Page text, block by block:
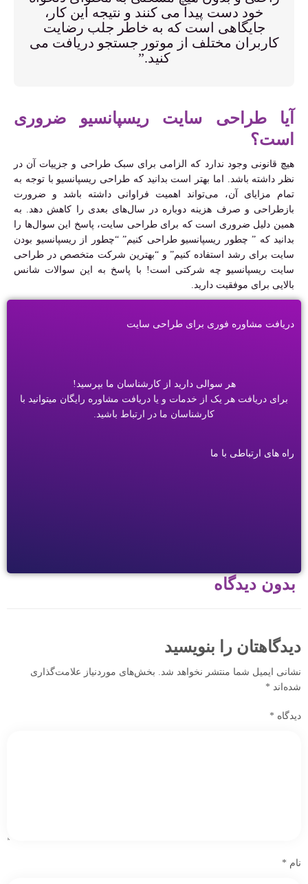
خود دست پیدا می کنند و نتیجه این کار،
جایگاهی است که به خاطر جلب رضایت
کاربران مختلف از موتور جستجو دریافت می
کنید.”
آیا طراحی سایت ریسپانسیو ضروری
است؟
هیچ قانونی وجود ندارد که الزامی برای سبک طراحی و جزییات آن در
نظر داشته باشد. اما بهتر است بدانید که طراحی ریسپانسیو با توجه به
تمام مزایای آن، می‌تواند اهمیت فراوانی داشته باشد و ضرورت
بازطراحی و صرف هزینه دوباره در سال‌های بعدی را کاهش دهد. به
همین دلیل ضروری است که برای طراحی سایت، پاسخ این سوال‌ها را
بدانید که ” چطور ریسپانسیو طراحی کنیم” “چطور از ریسپانسیو بودن
سایت برای رشد استفاده کنیم” و “بهترین شرکت متخصص در طراحی
سایت ریسپانسیو چه شرکتی است! با پاسخ به این سوالات شانس
بالایی برای موفقیت دارید.
دریافت مشاوره فوری برای طراحی سایت
هر سوالی دارید از کارشناسان ما بپرسید!
برای دریافت هر یک از خدمات و یا دریافت مشاوره رایگان میتوانید با
کارشناسان ما در ارتباط باشید.
راه های ارتباطی با ما
بدون دیدگاه
دیدگاهتان را بنویسید
نشانی ایمیل شما منتشر نخواهد شد. بخش‌های موردنیاز علامت‌گذاری
شده‌اند *
دیدگاه *
نام *